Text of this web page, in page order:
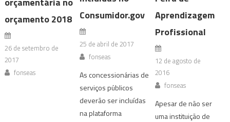
orçamento 2018
26 de setembro de
2017
fonseas
Consumidor.gov
25 de abril de 2017
fonseas
As concessionárias de
serviços públicos
deverão ser incluídas
na plataforma
Aprendizagem
Profissional
12 de agosto de
2016
fonseas
Apesar de não ser
uma instituição de